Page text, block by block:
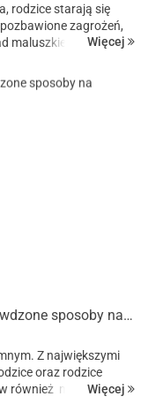
rodzice starają się
zagrożeń,
maluszkiem,
Więcej
Jak ułatwić dziecku zasypianie? Sprawdzone sposoby na usypianie dziecka
Z największymi
oraz rodzice
również miewająWięcej